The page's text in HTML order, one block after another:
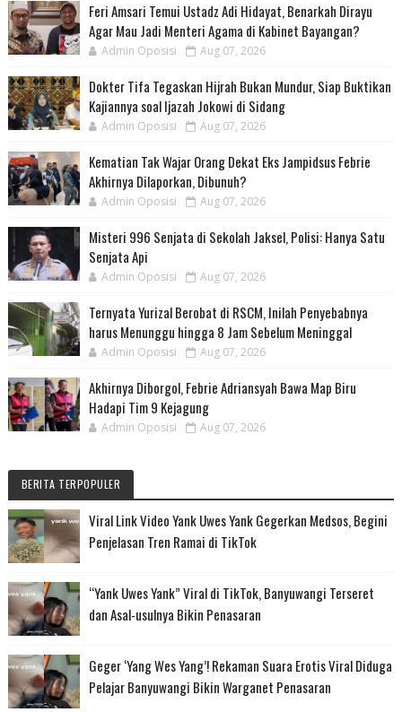
Feri Amsari Temui Ustadz Adi Hidayat, Benarkah Dirayu
Agar Mau Jadi Menteri Agama di Kabinet Bayangan?
Admin Oposisi Aug 07, 2026
Dokter Tifa Tegaskan Hijrah Bukan Mundur, Siap Buktikan
Kajiannya soal Ijazah Jokowi di Sidang
Admin Oposisi Aug 07, 2026
Kematian Tak Wajar Orang Dekat Eks Jampidsus Febrie
Akhirnya Dilaporkan, Dibunuh?
Admin Oposisi Aug 07, 2026
Misteri 996 Senjata di Sekolah Jaksel, Polisi: Hanya Satu
Senjata Api
Admin Oposisi Aug 07, 2026
Ternyata Yurizal Berobat di RSCM, Inilah Penyebabnya
harus Menunggu hingga 8 Jam Sebelum Meninggal
Admin Oposisi Aug 07, 2026
Akhirnya Diborgol, Febrie Adriansyah Bawa Map Biru
Hadapi Tim 9 Kejagung
Admin Oposisi Aug 07, 2026
BERITA TERPOPULER
Viral Link Video Yank Uwes Yank Gegerkan Medsos, Begini
Penjelasan Tren Ramai di TikTok
“Yank Uwes Yank” Viral di TikTok, Banyuwangi Terseret
dan Asal-usulnya Bikin Penasaran
Geger ‘Yang Wes Yang’! Rekaman Suara Erotis Viral Diduga
Pelajar Banyuwangi Bikin Warganet Penasaran